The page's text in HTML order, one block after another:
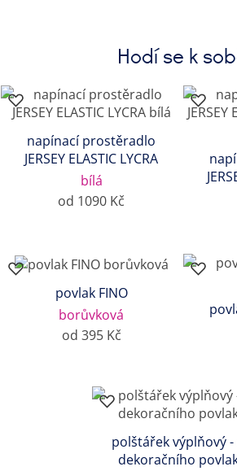
Hodí se k
napínací prostěradlo
JERSEY ELASTIC LYCRA
bílá
od 1090 Kč
povlak FINO
borůvková
od 395 Kč
polštářek výplňový -
dekoračního